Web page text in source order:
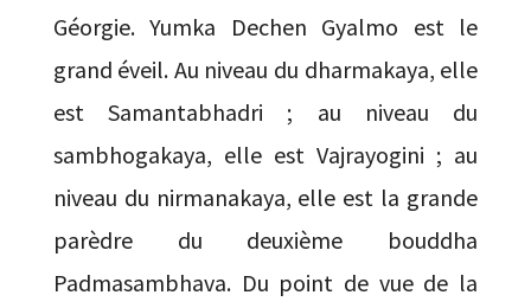
Géorgie. Yumka Dechen Gyalmo est le
grand éveil. Au niveau du dharmakaya, elle
est Samantabhadri ; au niveau du
sambhogakaya, elle est Vajrayogini ; au
niveau du nirmanakaya, elle est la grande
parèdre du deuxième bouddha
Padmasambhava. Du point de vue de la